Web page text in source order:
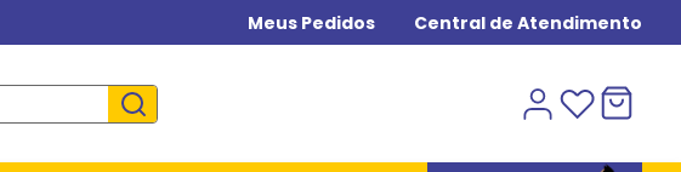
Meus Pedidos Central de Atendimento